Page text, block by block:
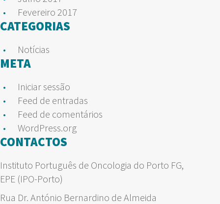
Fevereiro 2017
CATEGORIAS
Notícias
META
Iniciar sessão
Feed de entradas
Feed de comentários
WordPress.org
CONTACTOS
Instituto Português de Oncologia do Porto FG,
EPE (IPO-Porto)
Rua Dr. António Bernardino de Almeida